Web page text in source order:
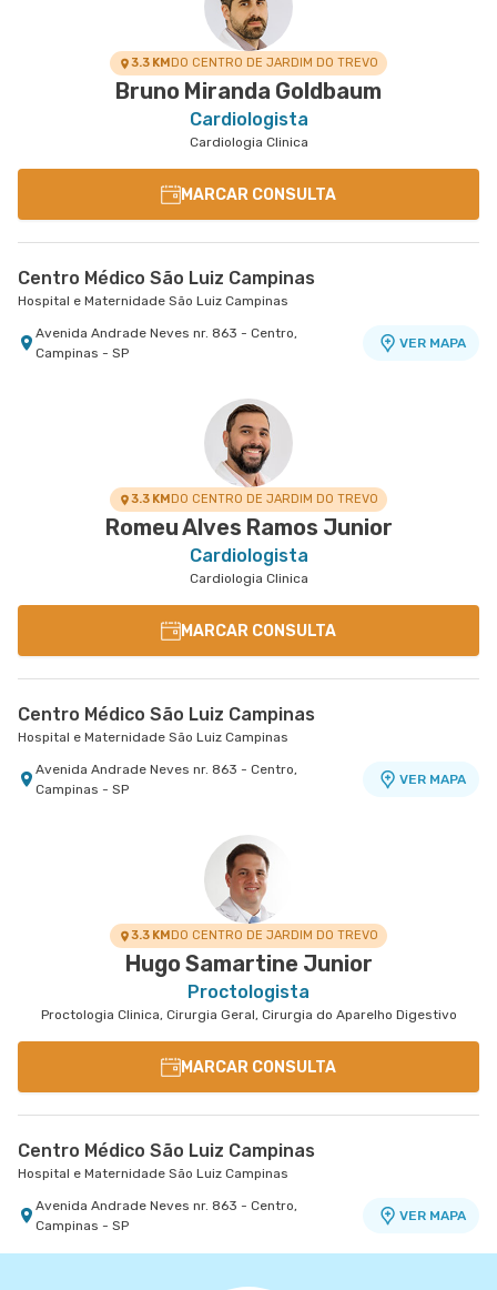
3.3 KMDO CENTRO DE JARDIM DO TREVO
Bruno Miranda Goldbaum
Cardiologista
Cardiologia Clinica
MARCAR CONSULTA
Centro Médico São Luiz Campinas
Hospital e Maternidade São Luiz Campinas
Avenida Andrade Neves nr. 863 - Centro,
Campinas - SP
VER MAPA
3.3 KMDO CENTRO DE JARDIM DO TREVO
Romeu Alves Ramos Junior
Cardiologista
Cardiologia Clinica
MARCAR CONSULTA
Centro Médico São Luiz Campinas
Hospital e Maternidade São Luiz Campinas
Avenida Andrade Neves nr. 863 - Centro,
Campinas - SP
VER MAPA
3.3 KMDO CENTRO DE JARDIM DO TREVO
Hugo Samartine Junior
Proctologista
Proctologia Clinica, Cirurgia Geral, Cirurgia do Aparelho Digestivo
MARCAR CONSULTA
Centro Médico São Luiz Campinas
Hospital e Maternidade São Luiz Campinas
Avenida Andrade Neves nr. 863 - Centro,
Campinas - SP
VER MAPA